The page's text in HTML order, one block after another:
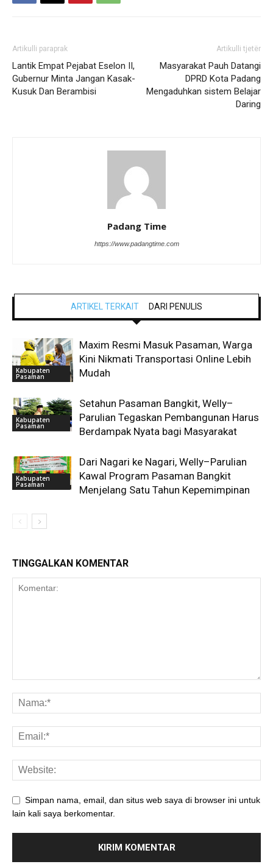
Artikulli paraprak
Lantik Empat Pejabat Eselon II,
Gubernur Minta Jangan Kasak-
Kusuk Dan Berambisi
Artikulli tjetër
Masyarakat Pauh Datangi
DPRD Kota Padang
Mengaduhkan sistem Belajar
Daring
Padang Time
https://www.padangtime.com
ARTIKEL TERKAIT DARI PENULIS
Kabupaten
Pasaman
Maxim Resmi Masuk Pasaman, Warga
Kini Nikmati Transportasi Online Lebih
Mudah
Kabupaten
Pasaman
Setahun Pasaman Bangkit, Welly–
Parulian Tegaskan Pembangunan Harus
Berdampak Nyata bagi Masyarakat
Kabupaten
Pasaman
Dari Nagari ke Nagari, Welly–Parulian
Kawal Program Pasaman Bangkit
Menjelang Satu Tahun Kepemimpinan
TINGGALKAN KOMENTAR
Simpan nama, email, dan situs web saya di browser ini untuk
lain kali saya berkomentar.